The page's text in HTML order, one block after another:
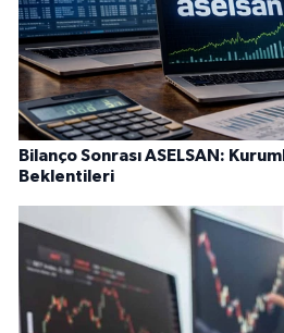
Bilanço Sonrası ASELSAN:
Beklentileri